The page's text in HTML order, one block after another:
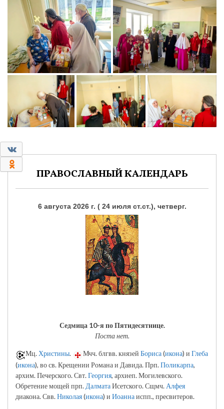
ПРАВОСЛАВНЫЙ КАЛЕНДАРЬ
6 августа 2026 г. ( 24 июля ст.ст.), четверг.
Седмица 10-я по Пятидесятнице.
Поста нет.
Мц. Христины. Мчч. блгвв. князей Бориса(икона) и Глеба
(икона), во св. Крещении Романа и Давида. Прп.Поликарпа,
архим. Печерского. Свт.Георгия, архиеп. Могилевского.
Обретение мощей прп.ДалматаИсетского. Сщмч.Алфея
диакона. Свв.Николая(икона) и Иоаннаиспп., пресвитеров.